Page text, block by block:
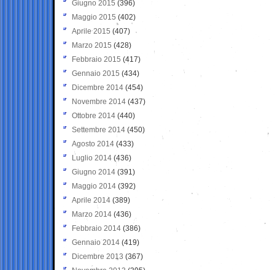
Giugno 2015 (396)
Maggio 2015 (402)
Aprile 2015 (407)
Marzo 2015 (428)
Febbraio 2015 (417)
Gennaio 2015 (434)
Dicembre 2014 (454)
Novembre 2014 (437)
Ottobre 2014 (440)
Settembre 2014 (450)
Agosto 2014 (433)
Luglio 2014 (436)
Giugno 2014 (391)
Maggio 2014 (392)
Aprile 2014 (389)
Marzo 2014 (436)
Febbraio 2014 (386)
Gennaio 2014 (419)
Dicembre 2013 (367)